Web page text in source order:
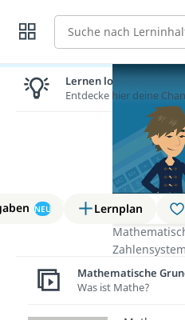
Suche
NEU Lernplan
Lernen lohnt sich!
Entdecke hier deine
Mathematische
Was ist Mathe?